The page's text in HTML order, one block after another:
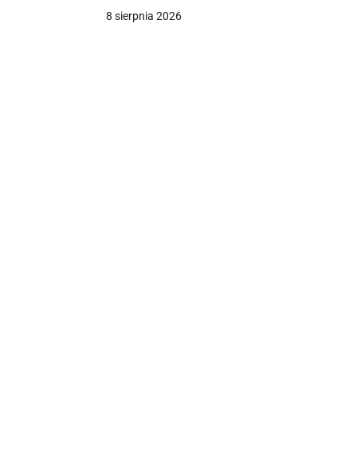
8 sierpnia 2026